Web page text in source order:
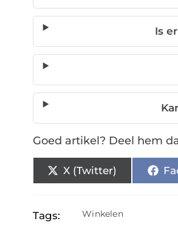
Is
Goed artikel? Deel hem
X (Twitter)
Tags: Winkelen